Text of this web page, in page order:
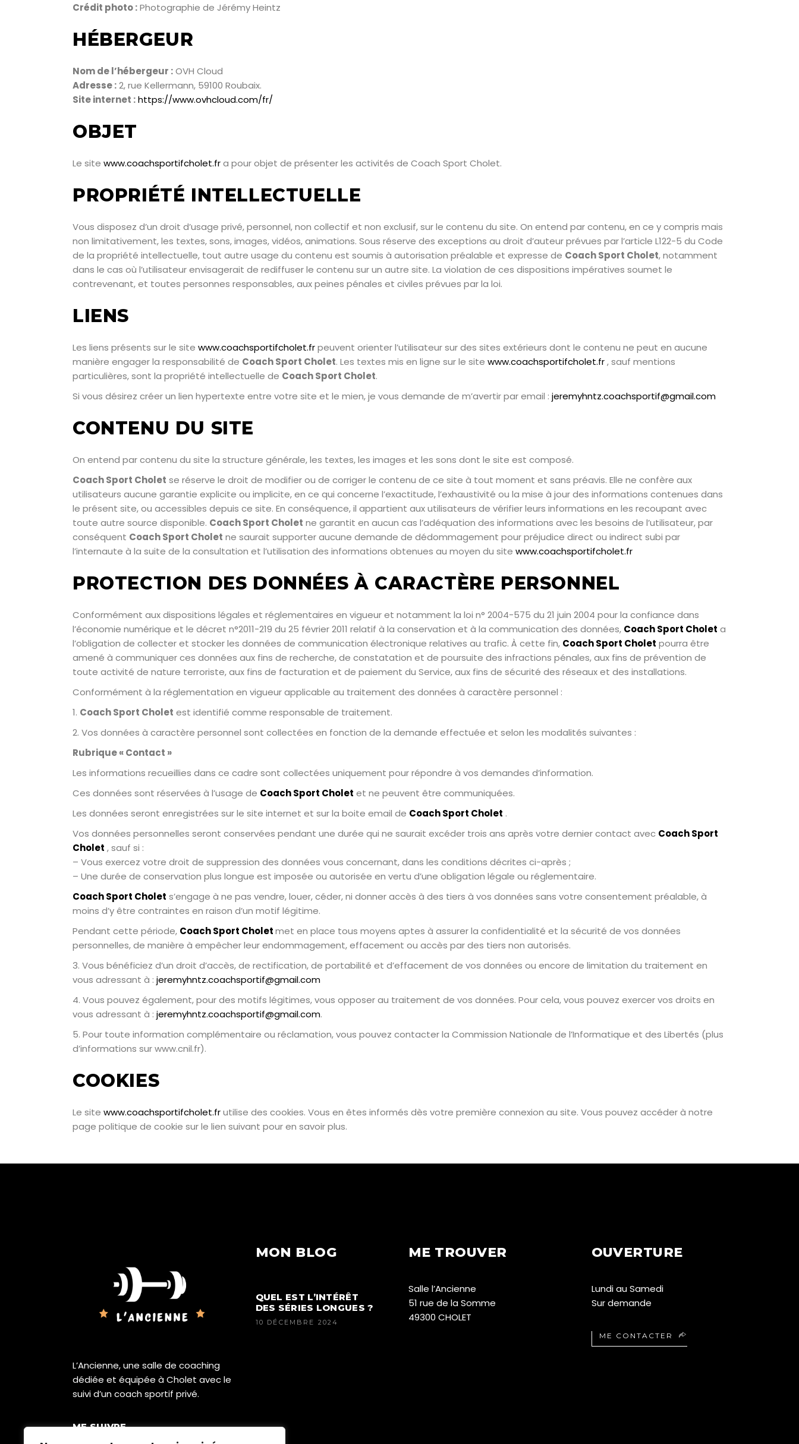
Crédit photo :Photographie de Jérémy Heintz
HÉBERGEUR
Nom de l’hébergeur :OVH Cloud
Adresse :2, rue Kellermann, 59100 Roubaix.
Site internet :https://www.ovhcloud.com/fr/
OBJET
Le site www.coachsportifcholet.fra pour objet de présenter les activités de Coach Sport Cholet.
PROPRIÉTÉ INTELLECTUELLE
Vous disposez d’un droit d’usage privé, personnel, non collectif et non exclusif, sur le contenu du site. On entend par contenu, en ce y compris mais
non limitativement, les textes, sons, images, vidéos, animations. Sous réserve des exceptions au droit d’auteur prévues par l’article L122-5 du Code
de la propriété intellectuelle, tout autre usage du contenu est soumis à autorisation préalable et expresse de Coach Sport Cholet, notamment
dans le cas où l’utilisateur envisagerait de rediffuser le contenu sur un autre site. La violation de ces dispositions impératives soumet le
contrevenant, et toutes personnes responsables, aux peines pénales et civiles prévues par la loi.
LIENS
Les liens présents sur le site www.coachsportifcholet.frpeuvent orienter l’utilisateur sur des sites extérieurs dont le contenu ne peut en aucune
manière engager la responsabilité de Coach Sport Cholet. Les textes mis en ligne sur le site www.coachsportifcholet.fr, sauf mentions
particulières, sont la propriété intellectuelle de Coach Sport Cholet.
Si vous désirez créer un lien hypertexte entre votre site et le mien, je vous demande de m’avertir par email : jeremyhntz.coachsportif@gmail.com
CONTENU DU SITE
On entend par contenu du site la structure générale, les textes, les images et les sons dont le site est composé.
Coach Sport Cholet se réserve le droit de modifier ou de corriger le contenu de ce site à tout moment et sans préavis. Elle ne confère aux
utilisateurs aucune garantie explicite ou implicite, en ce qui concerne l’exactitude, l’exhaustivité ou la mise à jour des informations contenues dans
le présent site, ou accessibles depuis ce site. En conséquence, il appartient aux utilisateurs de vérifier leurs informations en les recoupant avec
toute autre source disponible. Coach Sport Cholet ne garantit en aucun cas l’adéquation des informations avec les besoins de l’utilisateur, par
conséquent Coach Sport Cholet ne saurait supporter aucune demande de dédommagement pour préjudice direct ou indirect subi par
l’internaute à la suite de la consultation et l’utilisation des informations obtenues au moyen du site www.coachsportifcholet.fr
PROTECTION DES DONNÉES À CARACTÈRE PERSONNEL
Conformément aux dispositions légales et réglementaires en vigueur et notamment la loi n° 2004-575 du 21 juin 2004 pour la confiance dans
l’économie numérique et le décret n°2011-219 du 25 février 2011 relatif à la conservation et à la communication des données, Coach Sport Cholet a
l’obligation de collecter et stocker les données de communication électronique relatives au trafic. À cette fin, Coach Sport Cholet pourra être
amené à communiquer ces données aux fins de recherche, de constatation et de poursuite des infractions pénales, aux fins de prévention de
toute activité de nature terroriste, aux fins de facturation et de paiement du Service, aux fins de sécurité des réseaux et des installations.
Conformément à la réglementation en vigueur applicable au traitement des données à caractère personnel :
1. Coach Sport Cholet est identifié comme responsable de traitement.
2. Vos données à caractère personnel sont collectées en fonction de la demande effectuée et selon les modalités suivantes :
Rubrique « Contact »
Les informations recueillies dans ce cadre sont collectées uniquement pour répondre à vos demandes d’information.
Ces données sont réservées à l’usage de Coach Sport Cholet et ne peuvent être communiquées.
Les données seront enregistrées sur le site internet et sur la boite email de Coach Sport Cholet .
Vos données personnelles seront conservées pendant une durée qui ne saurait excéder trois ans après votre dernier contact avec Coach Sport
Cholet , sauf si :
– Vous exercez votre droit de suppression des données vous concernant, dans les conditions décrites ci-après ;
– Une durée de conservation plus longue est imposée ou autorisée en vertu d’une obligation légale ou réglementaire.
Coach Sport Cholet s’engage à ne pas vendre, louer, céder, ni donner accès à des tiers à vos données sans votre consentement préalable, à
moins d’y être contraintes en raison d’un motif légitime.
Pendant cette période, Coach Sport Choletmet en place tous moyens aptes à assurer la confidentialité et la sécurité de vos données
personnelles, de manière à empêcher leur endommagement, effacement ou accès par des tiers non autorisés.
3. Vous bénéficiez d’un droit d’accès, de rectification, de portabilité et d’effacement de vos données ou encore de limitation du traitement en
vous adressant à : jeremyhntz.coachsportif@gmail.com
4. Vous pouvez également, pour des motifs légitimes, vous opposer au traitement de vos données. Pour cela, vous pouvez exercer vos droits en
vous adressant à : jeremyhntz.coachsportif@gmail.com.
5. Pour toute information complémentaire ou réclamation, vous pouvez contacter la Commission Nationale de l’Informatique et des Libertés (plus
d’informations sur www.cnil.fr).
COOKIES
Le site www.coachsportifcholet.frutilise des cookies. Vous en êtes informés dès votre première connexion au site. Vous pouvez accéder à notre
page politique de cookie sur le lien suivant pour en savoir plus.
L’Ancienne, une salle de coaching
dédiée et équipée à Cholet avec le
suivi d’un coach sportif privé.
ME SUIVRE
MON BLOG
QUEL EST L’INTÉRÊT
DES SÉRIES LONGUES ?
10 DÉCEMBRE 2024
ME TROUVER
Salle l’Ancienne
51 rue de la Somme
49300 CHOLET
OUVERTURE
Lundi au Samedi
Sur demande
ME CONTACTER